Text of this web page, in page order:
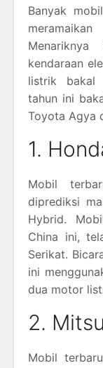
Banyak
kendaraan
listrik bakal
tahun ini
Toyota Agya
1.
Mobil
diprediksi
Hybrid.
China ini,
Serikat.
ini
dua motor
2.
Mobil